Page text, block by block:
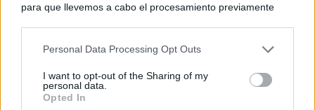
para que llevemos a cabo el procesamiento previamente
negar su consentimiento. Tenga en cuenta que algún
de su consentimiento, pero usted tiene el derecho de
rechazar tal procesamiento. Sus preferencias se aplicarán
Personal Data Processing Opt Outs
I want to opt-out of the Sharing of my
personal data.
Opted In